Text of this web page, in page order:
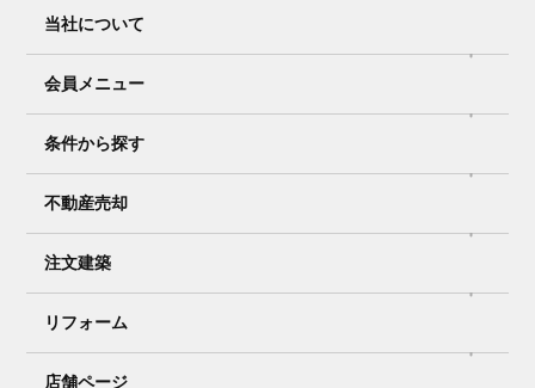
当社について
会員メニュー
条件から探す
不動産売却
注文建築
リフォーム
店舗ページ